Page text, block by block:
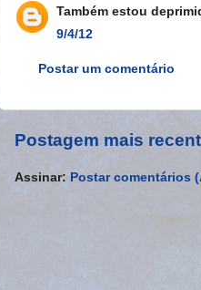
Também estou
9/4/12
Postar um comentário
Postagem mais
Assinar: Postar comentários